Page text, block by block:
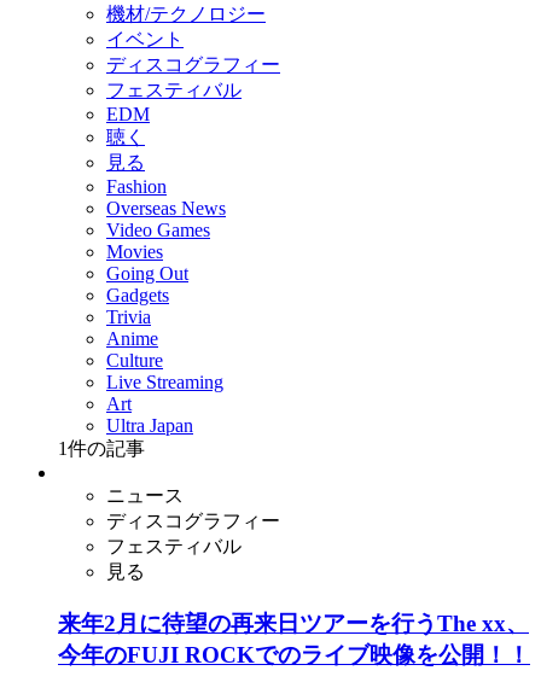
機材/テクノロジー
イベント
ディスコグラフィー
フェスティバル
EDM
聴く
見る
Fashion
Overseas News
Video Games
Movies
Going Out
Gadgets
Trivia
Anime
Culture
Live Streaming
Art
Ultra Japan
1件の記事
ニュース
ディスコグラフィー
フェスティバル
見る
来年2月に待望の再来日ツアーを行うThe xx、
今年のFUJI ROCKでのライブ映像を公開！！